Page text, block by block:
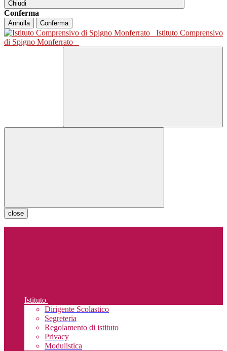
Chiudi
Conferma
Annulla Conferma
Istituto Comprensivo
di Spigno Monferrato
close
Istituto
Dirigente Scolastico
Segreteria
Regolamento di istituto
Privacy
Modulistica